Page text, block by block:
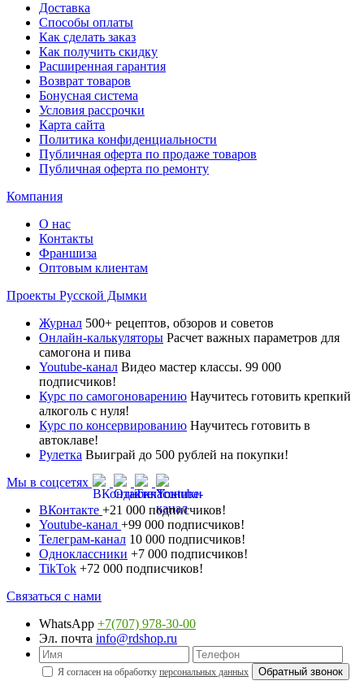
Доставка
Способы оплаты
Как сделать заказ
Как получить скидку
Расширенная гарантия
Возврат товаров
Бонусная система
Условия рассрочки
Карта сайта
Политика конфиденциальности
Публичная оферта по продаже товаров
Публичная оферта по ремонту
Компания
О нас
Контакты
Франшиза
Оптовым клиентам
Проекты Русской Дымки
Журнал 500+ рецептов, обзоров и советов
Онлайн-калькуляторы Расчет важных параметров для
самогона и пива
Youtube-канал Видео мастер классы. 99 000
подписчиков!
Курс по самогоноварению Научитесь готовить крепкий
алкоголь с нуля!
Курс по консервированию Научитесь готовить в
автоклаве!
Рулетка Выиграй до 500 рублей на покупки!
Мы в соцсетях
ВКонтакте +21 000 подписчиков!
Youtube-канал +99 000 подписчиков!
Телеграм-канал 10 000 подписчиков!
Одноклассники +7 000 подписчиков!
TikTok +72 000 подписчиков!
Связаться с нами
WhatsApp +7(707) 978-30-00
Эл. почта info@rdshop.ru
Я согласен на обработку персональных данных